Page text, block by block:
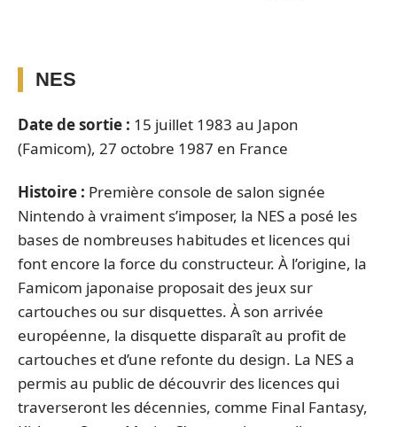
NES
Date de sortie : 15 juillet 1983 au Japon
(Famicom), 27 octobre 1987 en France
Histoire : Première console de salon signée
Nintendo à vraiment s’imposer, la NES a posé les
bases de nombreuses habitudes et licences qui
font encore la force du constructeur. À l’origine, la
Famicom japonaise proposait des jeux sur
cartouches ou sur disquettes. À son arrivée
européenne, la disquette disparaît au profit de
cartouches et d’une refonte du design. La NES a
permis au public de découvrir des licences qui
traverseront les décennies, comme Final Fantasy,